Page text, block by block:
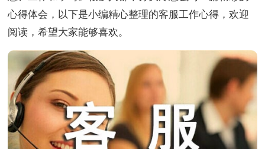
心得体会，以下是小编精心整理的客服工作心得，欢迎
阅读，希望大家能够喜欢。